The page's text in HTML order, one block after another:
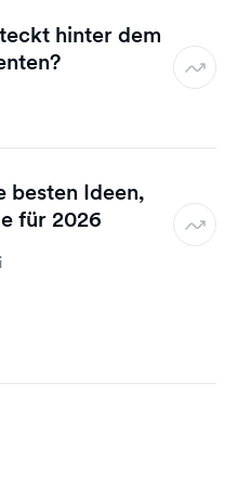
hinter dem
besten Ideen,
für 2026